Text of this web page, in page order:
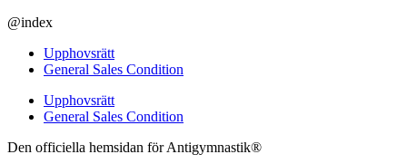
@index
Upphovsrätt
General Sales Condition
Upphovsrätt
General Sales Condition
Den officiella hemsidan för Antigymnastik®